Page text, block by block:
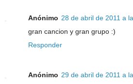
Anónimo 28 de abril de 2011 a
gran cancion y gran grupo :)
Responder
Anónimo 29 de abril de 2011 a